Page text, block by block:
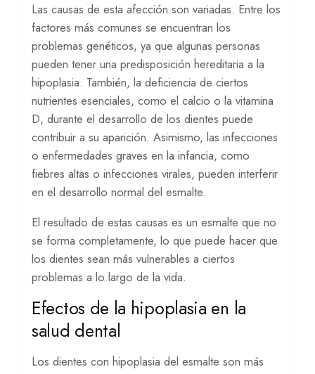
Las causas de esta afección son variadas. Entre los
factores más comunes se encuentran los
problemas genéticos, ya que algunas personas
pueden tener una predisposición hereditaria a la
hipoplasia. También, la deficiencia de ciertos
nutrientes esenciales, como el calcio o la vitamina
D, durante el desarrollo de los dientes puede
contribuir a su aparición. Asimismo, las infecciones
o enfermedades graves en la infancia, como
fiebres altas o infecciones virales, pueden interferir
en el desarrollo normal del esmalte.
El resultado de estas causas es un esmalte que no
se forma completamente, lo que puede hacer que
los dientes sean más vulnerables a ciertos
problemas a lo largo de la vida.
Efectos de la hipoplasia en la
salud dental
Los dientes con hipoplasia del esmalte son más